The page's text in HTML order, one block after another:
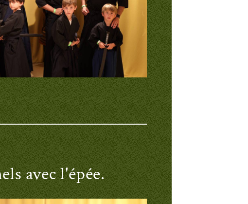
avec l'épée.